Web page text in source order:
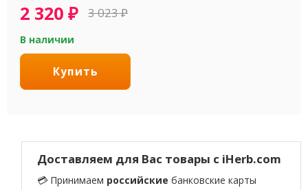
2 320₽ 3 023₽
В наличии
Купить
Доставляем для Вас товары с iHerb.com
💳 Принимаем российские банковские карты